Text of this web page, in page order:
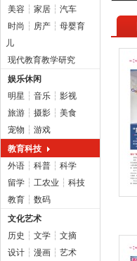
美容 ┆ 家居 ┆ 汽车
时尚 ┆ 房产 ┆ 母婴育
儿
现代教育教学研究
娱乐休闲
明星 ┆ 音乐 ┆ 影视
旅游 ┆ 摄影 ┆ 美食
宠物 ┆ 游戏
教育科技
外语 ┆ 科普 ┆ 科学
留学 ┆ 工农业 ┆ 科技
教育 ┆ 数码
文化艺术
历史 ┆ 文学 ┆ 文摘
设计 ┆ 漫画 ┆ 艺术